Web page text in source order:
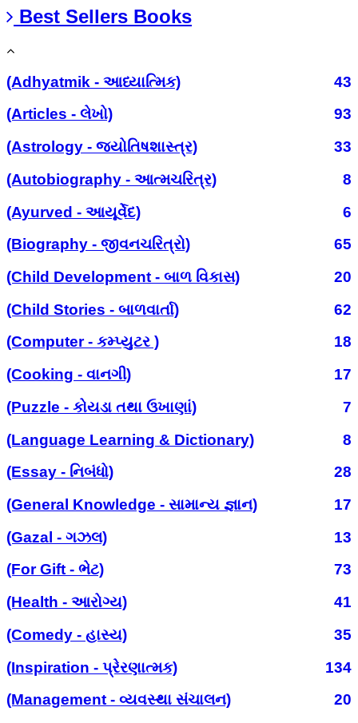
Best Sellers Books
(Adhyatmik - આધ્યાત્મિક)
43
(Articles - લેખો)
93
(Astrology - જ્યોતિષશાસ્ત્ર)
33
(Autobiography - આત્મચરિત્ર)
8
(Ayurved - આયૂર્વેદ)
6
(Biography - જીવનચરિત્રો)
65
(Child Development - બાળ વિકાસ)
20
(Child Stories - બાળવાર્તા)
62
(Computer - કમ્પ્યુટર )
18
(Cooking - વાનગી)
17
(Puzzle - કોયડા તથા ઉખાણાં)
7
(Language Learning & Dictionary)
8
(Essay - નિબંધો)
28
(General Knowledge - સામાન્ય જ્ઞાન)
17
(Gazal - ગઝલ)
13
(For Gift - ભેટ)
73
(Health - આરોગ્ય)
41
(Comedy - હાસ્ય)
35
(Inspiration - પ્રેરણાત્મક)
134
(Management - વ્યવસ્થા સંચાલન)
20